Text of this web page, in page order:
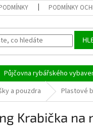
PODMÍNKY
Půjčovna rybářského
a pouzdra Plastové
Krabička na